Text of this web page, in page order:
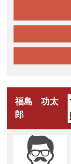
福島 功太
郎